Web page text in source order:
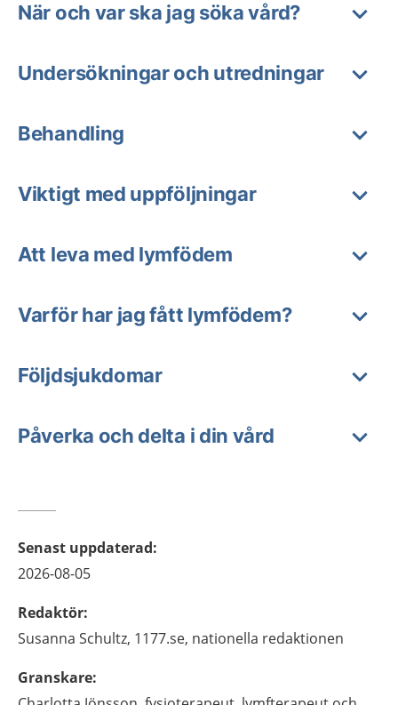
När och var ska jag söka vård?
Undersökningar och utredningar
Behandling
Viktigt med uppföljningar
Att leva med lymfödem
Varför har jag fått lymfödem?
Följdsjukdomar
Påverka och delta i din vård
Senast uppdaterad:
2026-08-05
Redaktör:
Susanna Schultz, 1177.se, nationella redaktionen
Granskare: